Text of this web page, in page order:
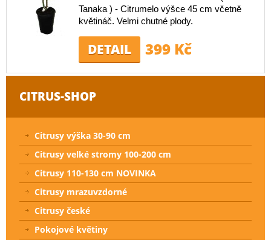
Tanaka ) - Citrumelo výšce 45 cm včetně
květináč. Velmi chutné plody.
DETAIL 399 Kč
CITRUS-SHOP
Citrusy výška 30-90 cm
Citrusy velké stromy 100-200 cm
Citrusy 110-130 cm NOVINKA
Citrusy mrazuvzdorné
Citrusy české
Pokojové květiny